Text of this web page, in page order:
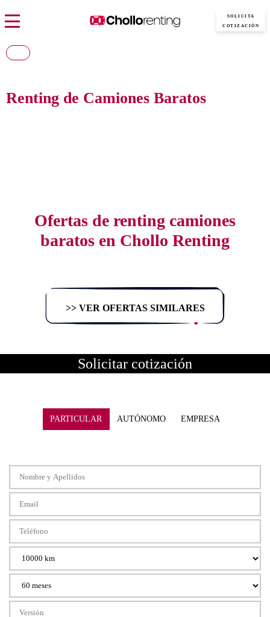
SOLICITA
COTIZACIÓN
Renting de Camiones Baratos
Ofertas de renting camiones
baratos en Chollo Renting
>> VER OFERTAS SIMILARES
Solicitar cotización
PARTICULAR AUTÓNOMO EMPRESA